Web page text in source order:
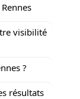
visibilité
?
résultats